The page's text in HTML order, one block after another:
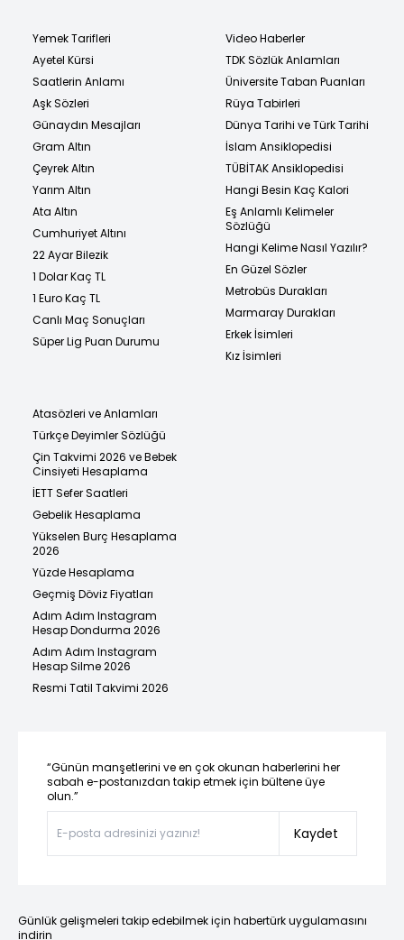
Yemek Tarifleri
Ayetel Kürsi
Saatlerin Anlamı
Aşk Sözleri
Günaydın Mesajları
Gram Altın
Çeyrek Altın
Yarım Altın
Ata Altın
Cumhuriyet Altını
22 Ayar Bilezik
1 Dolar Kaç TL
1 Euro Kaç TL
Canlı Maç Sonuçları
Süper Lig Puan Durumu
Video Haberler
TDK Sözlük Anlamları
Üniversite Taban Puanları
Rüya Tabirleri
Dünya Tarihi ve Türk Tarihi
İslam Ansiklopedisi
TÜBİTAK Ansiklopedisi
Hangi Besin Kaç Kalori
Eş Anlamlı Kelimeler
Sözlüğü
Hangi Kelime Nasıl Yazılır?
En Güzel Sözler
Metrobüs Durakları
Marmaray Durakları
Erkek İsimleri
Kız İsimleri
Atasözleri ve Anlamları
Türkçe Deyimler Sözlüğü
Çin Takvimi 2026 ve Bebek
Cinsiyeti Hesaplama
İETT Sefer Saatleri
Gebelik Hesaplama
Yükselen Burç Hesaplama
2026
Yüzde Hesaplama
Geçmiş Döviz Fiyatları
Adım Adım Instagram
Hesap Dondurma 2026
Adım Adım Instagram
Hesap Silme 2026
Resmi Tatil Takvimi 2026
“Günün manşetlerini ve en çok okunan haberlerini her
sabah e-postanızdan takip etmek için bültene üye
olun.”
Kaydet
Günlük gelişmeleri takip edebilmek için habertürk uygulamasını
indirin